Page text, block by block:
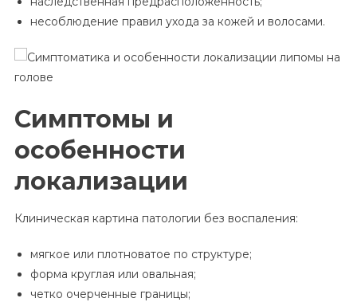
несоблюдение правил ухода за кожей и волосами.
Симптомы и
особенности
локализации
Клиническая картина патологии без воспаления:
мягкое или плотноватое по структуре;
форма круглая или овальная;
четко очерченные границы;